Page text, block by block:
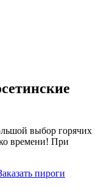
выбор горячих
времени! При
пироги